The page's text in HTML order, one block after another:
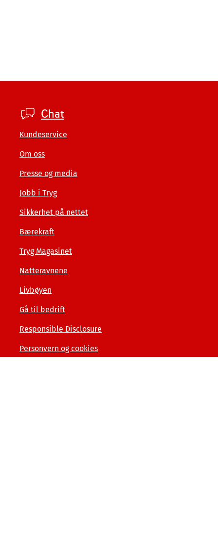
Footer
private
Chat
Kundeservice
Om oss
Presse og media
Jobb i Tryg
Sikkerhet på nettet
Bærekraft
Tryg Magasinet
Natteravnene
Livbøyen
Gå til bedrift
Responsible Disclosure
Personvern og cookies